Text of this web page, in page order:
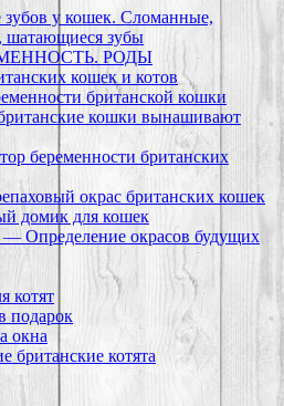
зубов у кошек. Сломанные,
шатающиеся зубы
РОДЫ
кошек и котов
британской кошки
кошки вынашивают
беременности британских
окрас британских кошек
домик для кошек
— Определение окрасов будущих
котят
подарок
окна
британские котята